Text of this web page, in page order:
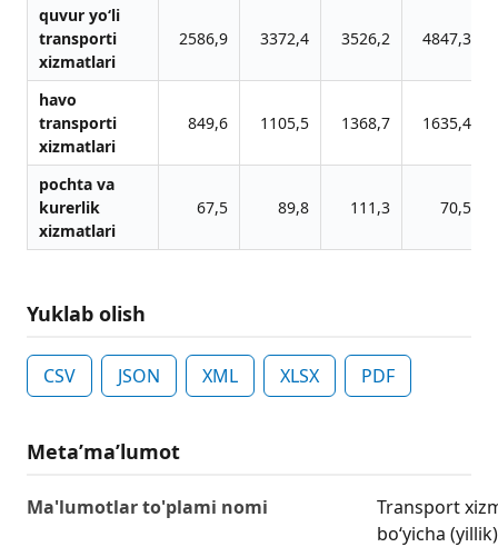
quvur yo‘li
transporti
xizmatlari
2586,9 3372,4 3526,2 4847,3
havo
transporti
xizmatlari
849,6 1105,5 1368,7 1635,4
pochta va
kurerlik
xizmatlari
67,5 89,8 111,3 70,5
Yuklab olish
CSV JSON XML XLSX PDF
Metaʼmaʼlumot
Ma'lumotlar to'plami nomi
Transport
bo‘yicha (yillik)